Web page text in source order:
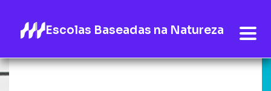
Escolas Baseadas na Natureza